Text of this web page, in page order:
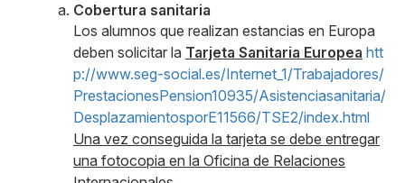
Cobertura sanitaria
Los alumnos que realizan estancias en Europa
deben solicitar la Tarjeta Sanitaria Europea htt
p://www.seg-social.es/Internet_1/Trabajadores/
PrestacionesPension10935/Asistenciasanitaria/
DesplazamientosporE11566/TSE2/index.html
Una vez conseguida la tarjeta se debe entregar
una fotocopia en la Oficina de Relaciones